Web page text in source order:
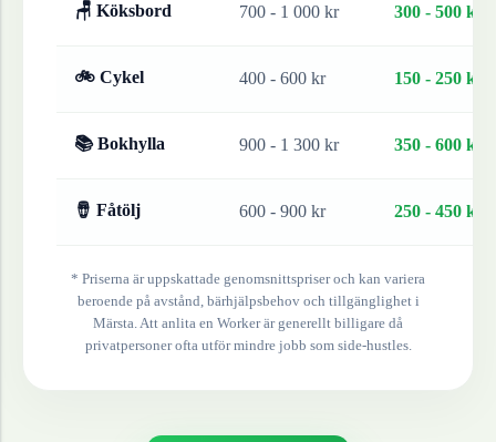
🪑 Köksbord 700 - 1 000 kr 300 - 500 kr
🚲 Cykel 400 - 600 kr 150 - 250 kr
📚 Bokhylla 900 - 1 300 kr 350 - 600 kr
🪘 Fåtölj 600 - 900 kr 250 - 450 kr
* Priserna är uppskattade genomsnittspriser och kan variera
beroende på avstånd, bärhjälpsbehov och tillgänglighet i
Märsta. Att anlita en Worker är generellt billigare då
privatpersoner ofta utför mindre jobb som side-hustles.